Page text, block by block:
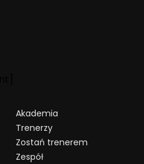
Akademia
Trenerzy
Zostań trenerem
Zespół